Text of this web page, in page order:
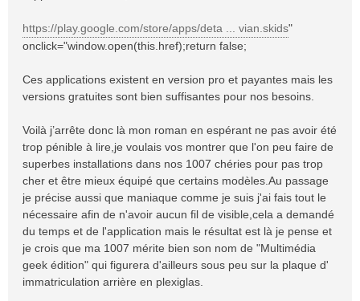
https://play.google.com/store/apps/deta ... vian.skids"
onclick="window.open(this.href);return false;
Ces applications existent en version pro et payantes mais les
versions gratuites sont bien suffisantes pour nos besoins.
Voilà j’arrête donc là mon roman en espérant ne pas avoir été
trop pénible à lire,je voulais vos montrer que l'on peu faire de
superbes installations dans nos 1007 chéries pour pas trop
cher et être mieux équipé que certains modèles.Au passage
je précise aussi que maniaque comme je suis j'ai fais tout le
nécessaire afin de n'avoir aucun fil de visible,cela a demandé
du temps et de l'application mais le résultat est là je pense et
je crois que ma 1007 mérite bien son nom de "Multimédia
geek édition" qui figurera d'ailleurs sous peu sur la plaque d'
immatriculation arrière en plexiglas.